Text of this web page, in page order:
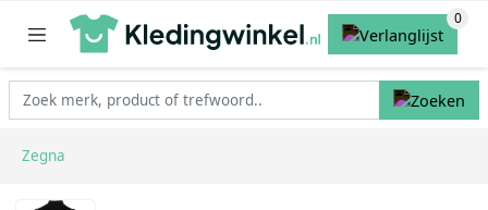
Zegna